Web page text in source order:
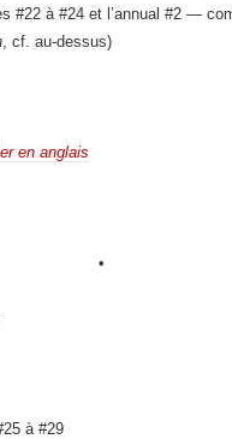
#22 à #24 et l’annual #2 —
, cf. au-dessus)
en anglais
•
à #29